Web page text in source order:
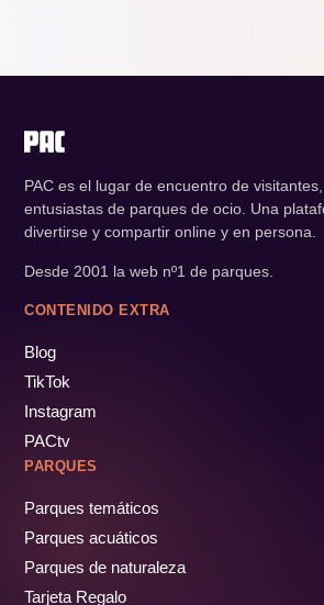
PAC es el lugar de encuentro de
entusiastas de parques de ocio. Una
divertirse y compartir online y en persona.
Desde 2001 la web nº1 de parques.
CONTENIDO EXTRA
Blog
TikTok
Instagram
PACtv
PARQUES
Parques temáticos
Parques acuáticos
Parques de naturaleza
Tarjeta Regalo